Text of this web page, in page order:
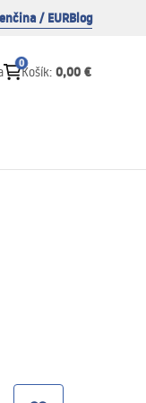
/ EURBlog
0
Košík: 0,00 €